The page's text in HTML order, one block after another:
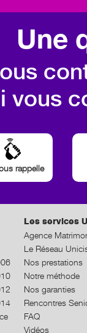
Une
vous
rappelle
Les services
Agence
Le Réseau
Nos prestations
Notre méthode
Nos garanties
Rencontres
FAQ
Vidéos